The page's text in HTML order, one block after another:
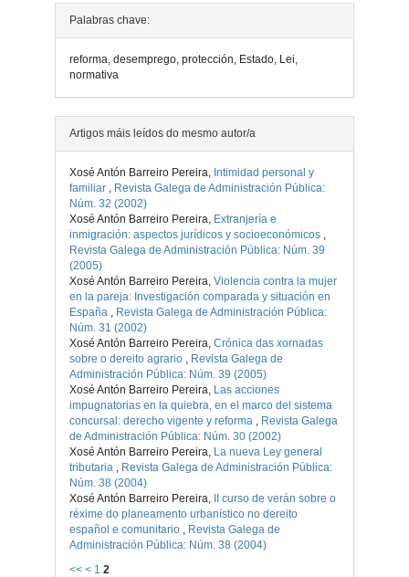
Detalles
do
artigo
Palabras chave:
reforma, desemprego, protección, Estado, Lei,
normativa
Artigos máis leídos do mesmo autor/a
Xosé Antón Barreiro Pereira, Intimidad personal y
familiar
Revista Galega de Administración Pública:
Núm. 32 (2002)
Xosé Antón Barreiro Pereira, Extranjería e
inmigración: aspectos jurídicos y socioeconómicos
Revista Galega de Administración Pública: Núm. 39
(2005)
Xosé Antón Barreiro Pereira, Violencia contra la mujer
en la pareja: Investigación comparada y situación en
España
Revista Galega de Administración Pública:
Núm. 31 (2002)
Xosé Antón Barreiro Pereira, Crónica das xornadas
sobre o dereito agrario
Revista Galega de
Administración Pública: Núm. 39 (2005)
Xosé Antón Barreiro Pereira, Las acciones
impugnatorias en la quiebra, en el marco del sistema
concursal: derecho vigente y reforma
Revista Galega
de Administración Pública: Núm. 30 (2002)
Xosé Antón Barreiro Pereira, La nueva Ley general
tributaria
Revista Galega de Administración Pública:
Núm. 38 (2004)
Xosé Antón Barreiro Pereira, II curso de verán sobre o
réxime do planeamento urbanístico no dereito
español e comunitario
Revista Galega de
Administración Pública: Núm. 38 (2004)
<< < 1 2